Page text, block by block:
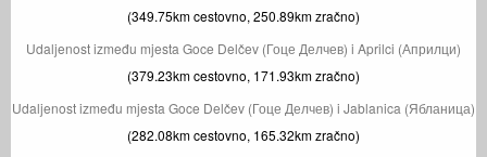
(349.75km cestovno, 250.89km zračno)
Udaljenost između mjesta Goce Delčev (Гоце Делчев) i Aprilci (Априлци)
(379.23km cestovno, 171.93km zračno)
Udaljenost između mjesta Goce Delčev (Гоце Делчев) i Jablanica (Ябланица)
(282.08km cestovno, 165.32km zračno)